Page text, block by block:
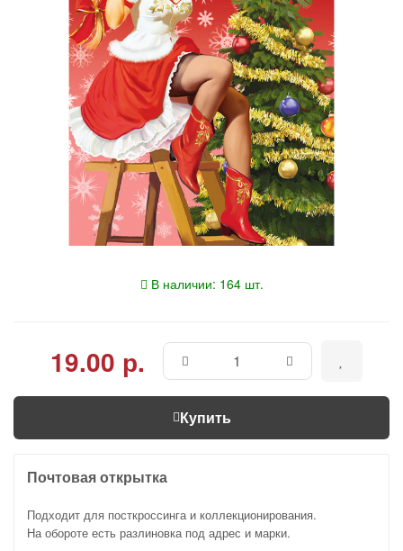
В наличии: 164 шт.
19.00 р.
Купить
Почтовая открытка
Подходит для посткроссинга и коллекционирования.
На обороте есть разлиновка под адрес и марки.